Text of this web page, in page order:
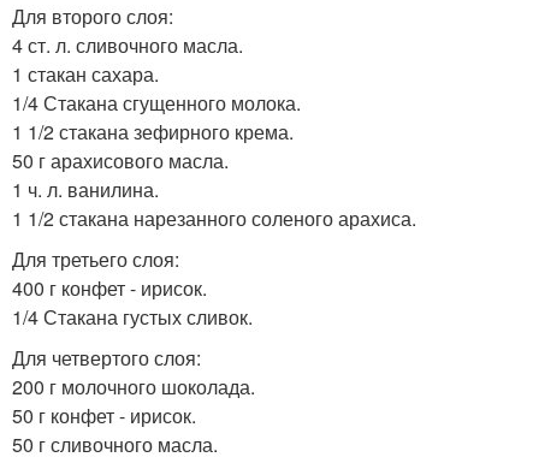
Для второго слоя:
4 ст. л. сливочного масла.
1 стакан сахара.
1/4 Стакана сгущенного молока.
1 1/2 стакана зефирного крема.
50 г арахисового масла.
1 ч. л. ванилина.
1 1/2 стакана нарезанного соленого арахиса.
Для третьего слоя:
400 г конфет - ирисок.
1/4 Стакана густых сливок.
Для четвертого слоя:
200 г молочного шоколада.
50 г конфет - ирисок.
50 г сливочного масла.